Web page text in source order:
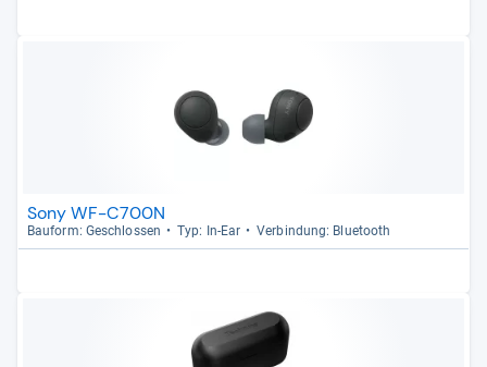
Sony WF-C700N
Bau­form: Geschlos­sen Typ: In-​Ear Ver­bin­dung: Blue­tooth